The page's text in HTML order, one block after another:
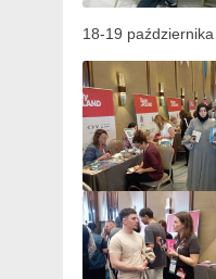
18-19 października